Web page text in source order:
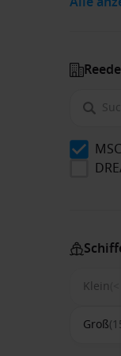
Klein
Groß